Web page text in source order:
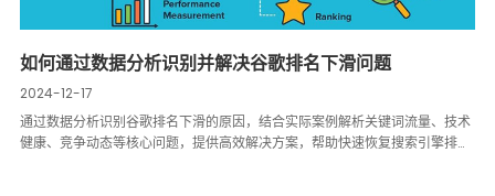
如何通过数据分析识别并解决谷歌排名下滑问题
2024-12-17
通过数据分析识别谷歌排名下滑的原因，结合实际案例解析关键词流量、技术
健康、竞争动态等核心问题，提供高效解决方案，帮助快速恢复搜索引擎排